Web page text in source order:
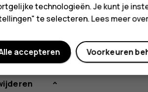
technologieën. Je kunt je
te selecteren. Lees meer
Voorkeuren
accepteren